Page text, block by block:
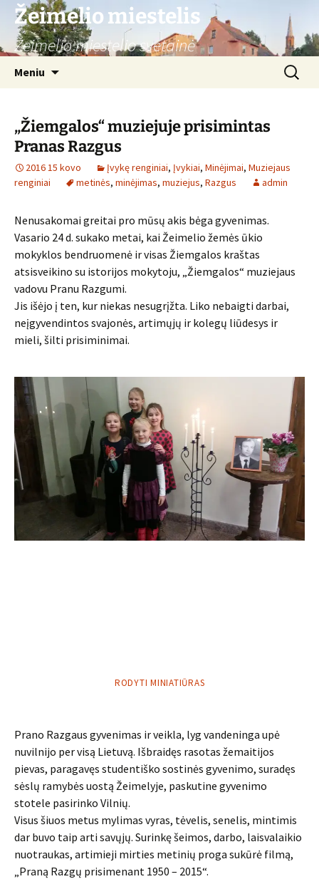
Žeimelio miestelis
Žeimelio miestelio svetainė
Meniu Ieškoti:
„Žiemgalos“ muziejuje prisimintas
Pranas Razgus
2016 15 kovo Įvykę renginiai, Įvykiai, Minėjimai, Muziejaus
renginiai
metinės, minėjimas, muziejus, Razgus admin
Nenusakomai greitai pro mūsų akis bėga gyvenimas.
Vasario 24 d. sukako metai, kai Žeimelio žemės ūkio
mokyklos bendruomenė ir visas Žiemgalos kraštas
atsisveikino su istorijos mokytoju, „Žiemgalos“ muziejaus
vadovu Pranu Razgumi.
Jis išėjo į ten, kur niekas nesugrįžta. Liko nebaigti darbai,
neįgyvendintos svajonės, artimųjų ir kolegų liūdesys ir
mieli, šilti prisiminimai.
RODYTI MINIATIŪRAS
Prano Razgaus gyvenimas ir veikla, lyg vandeninga upė
nuvilnijo per visą Lietuvą. Išbraidęs rasotas žemaitijos
pievas, paragavęs studentiško sostinės gyvenimo, suradęs
sėslų ramybės uostą Žeimelyje, paskutine gyvenimo
stotele pasirinko Vilnių.
Visus šiuos metus mylimas vyras, tėvelis, senelis, mintimis
dar buvo taip arti savųjų. Surinkę šeimos, darbo, laisvalaikio
nuotraukas, artimieji mirties metinių proga sukūrė filmą,
„Praną Razgų prisimenant 1950 – 2015“.